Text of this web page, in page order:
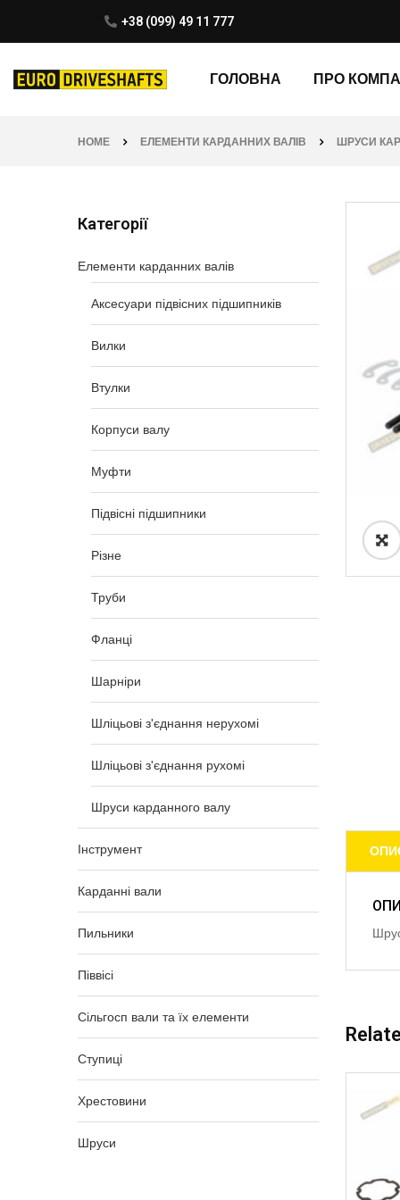
+38 (099) 49 11 777
ГОЛОВНА ПРО
HOME ЕЛЕМЕНТИ КАРДАННИХ ВАЛІВ ШРУСИ
Категорії
Елементи карданних валів
Аксесуари підвісних підшипників
Вилки
Втулки
Корпуси валу
Муфти
Підвісні підшипники
Різне
Труби
Фланці
Шарніри
Шліцьові з'єднання нерухомі
Шліцьові з'єднання рухомі
Шруси карданного валу
Інструмент
Карданні вали
Пильники
Піввісі
Сільгосп вали та їх елементи
Ступиці
Хрестовини
Шруси